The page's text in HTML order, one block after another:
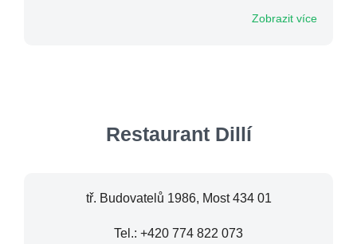
Zobrazit více
Restaurant Dillí
tř. Budovatelů 1986, Most 434 01
Tel.: +420 774 822 073